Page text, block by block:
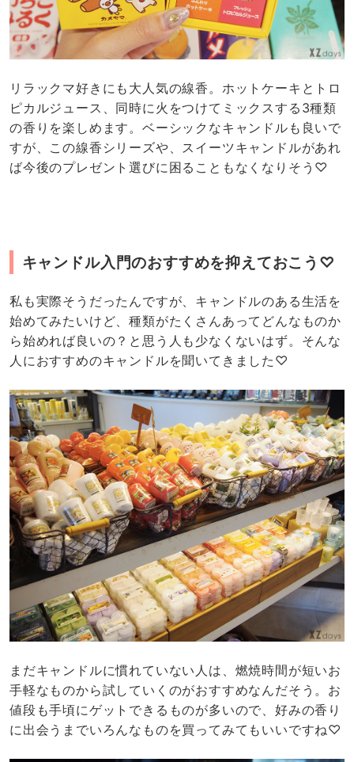
リラックマ好きにも大人気の線香。ホットケーキとトロ
ピカルジュース、同時に火をつけてミックスする3種類
の香りを楽しめます。ベーシックなキャンドルも良いで
すが、この線香シリーズや、スイーツキャンドルがあれ
ば今後のプレゼント選びに困ることもなくなりそう♡
キャンドル入門のおすすめを抑えておこう♡
私も実際そうだったんですが、キャンドルのある生活を
始めてみたいけど、種類がたくさんあってどんなものか
ら始めれば良いの？と思う人も少なくないはず。そんな
人におすすめのキャンドルを聞いてきました♡
まだキャンドルに慣れていない人は、燃焼時間が短いお
手軽なものから試していくのがおすすめなんだそう。お
値段も手頃にゲットできるものが多いので、好みの香り
に出会うまでいろんなものを買ってみてもいいですね♡